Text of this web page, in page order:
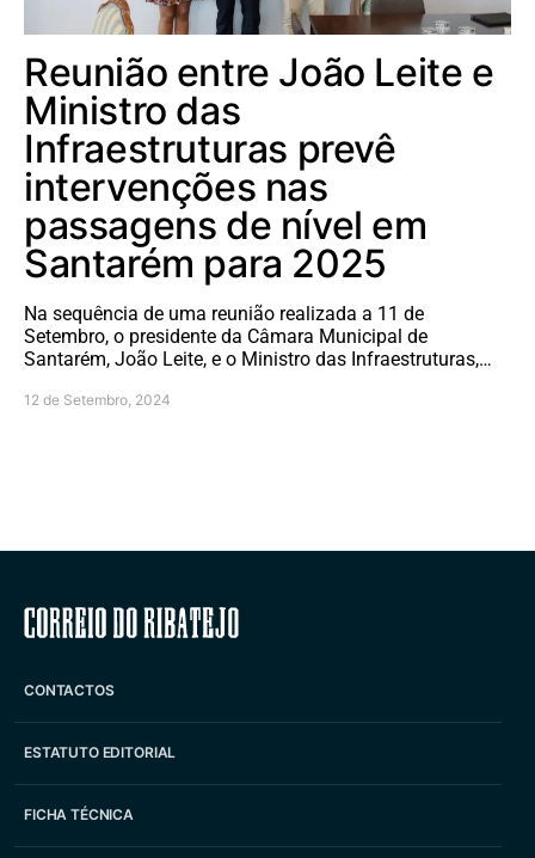
Reunião entre João Leite e
Ministro das
Infraestruturas prevê
intervenções nas
passagens de nível em
Santarém para 2025
Na sequência de uma reunião realizada a 11 de
Setembro, o presidente da Câmara Municipal de
Santarém, João Leite, e o Ministro das Infraestruturas,…
12 de Setembro, 2024
Correio do Ribatejo
CONTACTOS
ESTATUTO EDITORIAL
FICHA TÉCNICA